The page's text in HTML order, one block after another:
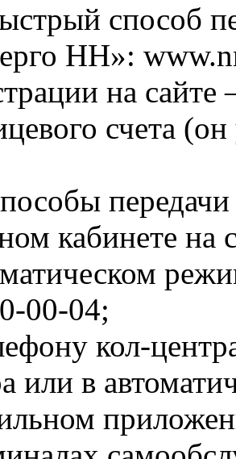
способ
НН»:
на
счета
кабинете на
00-04;
кол-
или в